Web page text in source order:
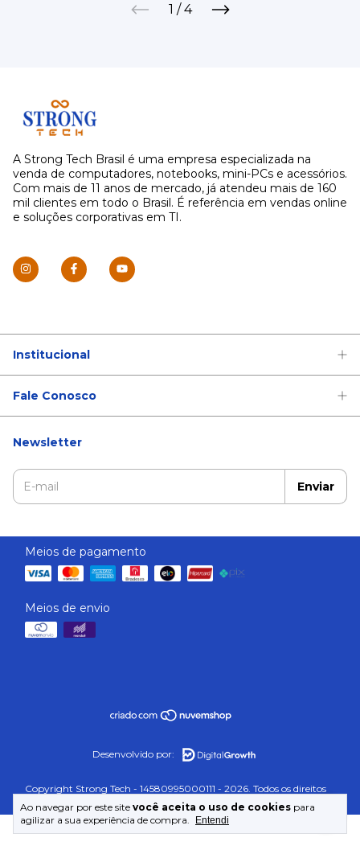
Ao navegar por este site você aceita o uso de cookies para
agilizar a sua experiência de compra.
Entendi
1 / 4
A Strong Tech Brasil é uma empresa especializada na
venda de computadores, notebooks, mini-PCs e acessórios.
Com mais de 11 anos de mercado, já atendeu mais de 160
mil clientes em todo o Brasil. É referência em vendas online
e soluções corporativas em TI.
Institucional
Fale Conosco
Newsletter
Meios de pagamento
Meios de envio
Desenvolvido por:
Copyright Strong Tech - 14580995000111 - 2026. Todos os direitos